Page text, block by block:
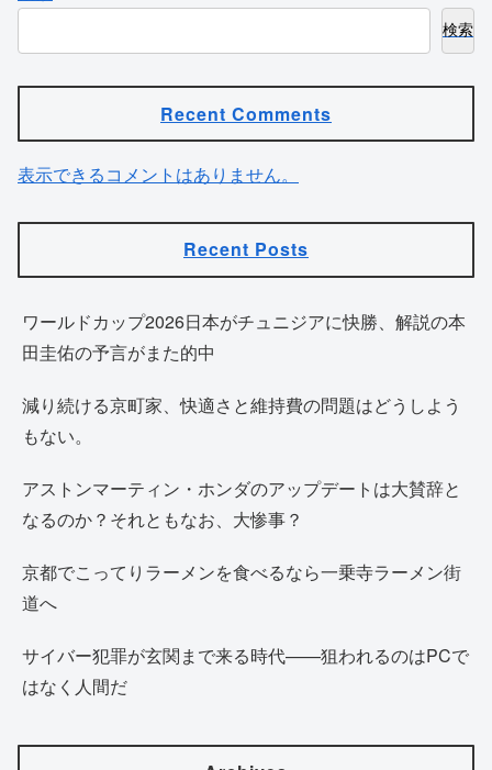
検索
Recent Comments
表示できるコメントはありません。
Recent Posts
ワールドカップ2026日本がチュニジアに快勝、解説の本
田圭佑の予言がまた的中
減り続ける京町家、快適さと維持費の問題はどうしよう
もない。
アストンマーティン・ホンダのアップデートは大賛辞と
なるのか？それともなお、大惨事？
京都でこってりラーメンを食べるなら一乗寺ラーメン街
道へ
サイバー犯罪が玄関まで来る時代——狙われるのはPCで
はなく人間だ